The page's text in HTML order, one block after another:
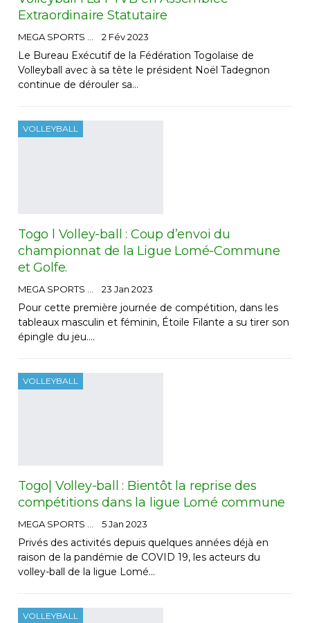
Extraordinaire Statutaire
MEGA SPORTS 2 Fév 2023
Le Bureau Exécutif de la Fédération Togolaise de
Volleyball avec à sa tête le président Noël Tadegnon
continue de dérouler sa…
VOLLEYBALL
Togo l Volley-ball : Coup d’envoi du
championnat de la Ligue Lomé-Commune
et Golfe.
23 Jan 2023
Pour cette première journée de compétition, dans les
tableaux masculin et féminin, Étoile Filante a su tirer son
épingle du jeu.…
VOLLEYBALL
Togo| Volley-ball : Bientôt la reprise des
compétitions dans la ligue Lomé commune
MEGA SPORTS 5 Jan 2023
Privés des activités depuis quelques années déjà en
raison de la pandémie de COVID 19, les acteurs du
volley-ball de la ligue Lomé…
VOLLEYBALL